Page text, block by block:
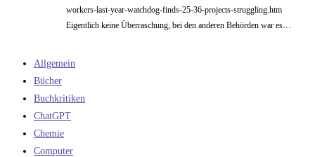
workers-last-year-watchdog-finds-25-36-projects-struggling.htm
Eigentlich keine Überraschung, bei den anderen Behörden war es…
Allgemein
Bücher
Buchkritiken
ChatGPT
Chemie
Computer